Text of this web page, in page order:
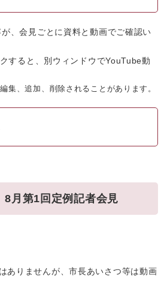
、会見ごとに資料と動画でご確認い
すると、別ウィンドウでYouTube動
集、追加、削除されることがあります。
8月第1回定例記者会見
ありませんが、市長あいさつ等は動画